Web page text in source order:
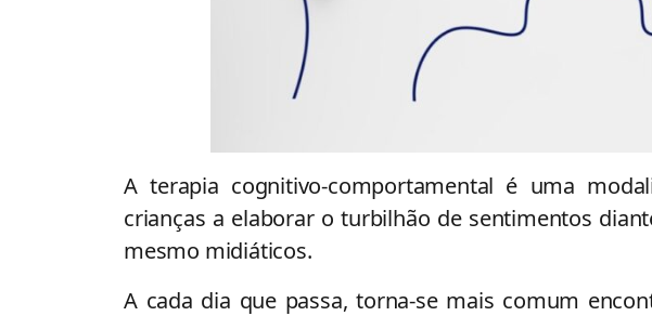
A terapia cognitivo-comportamental é uma
crianças a elaborar o turbilhão de sentimentos
mesmo midiáticos.
A cada dia que passa, torna-se mais comum